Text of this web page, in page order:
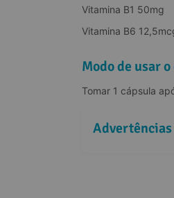
Vitamina B1 50mg
Vitamina B6
Modo de usar
Tomar 1 cápsula